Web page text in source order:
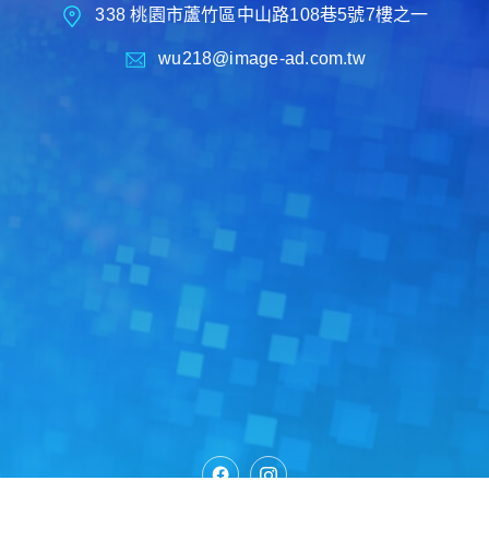
338 桃園市蘆竹區中山路108巷5號7樓之一
wu218@image-ad.com.tw